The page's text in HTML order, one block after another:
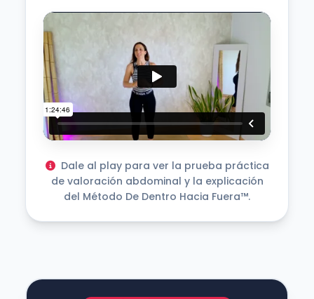
Dale al play para ver la prueba práctica
de valoración abdominal y la explicación
del Método De Dentro Hacia Fuera™.